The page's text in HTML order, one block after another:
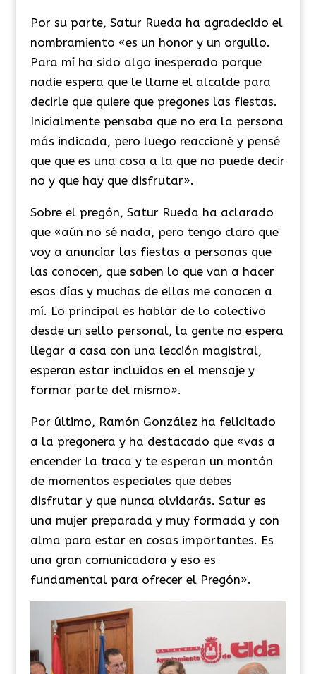
Por su parte, Satur Rueda ha agradecido el
nombramiento «es un honor y un orgullo.
Para mí ha sido algo inesperado porque
nadie espera que le llame el alcalde para
decirle que quiere que pregones las fiestas.
Inicialmente pensaba que no era la persona
más indicada, pero luego reaccioné y pensé
que que es una cosa a la que no puede decir
no y que hay que disfrutar».
Sobre el pregón, Satur Rueda ha aclarado
que «aún no sé nada, pero tengo claro que
voy a anunciar las fiestas a personas que
las conocen, que saben lo que van a hacer
esos días y muchas de ellas me conocen a
mí. Lo principal es hablar de lo colectivo
desde un sello personal, la gente no espera
llegar a casa con una lección magistral,
esperan estar incluidos en el mensaje y
formar parte del mismo».
Por último, Ramón González ha felicitado
a la pregonera y ha destacado que «vas a
encender la traca y te esperan un montón
de momentos especiales que debes
disfrutar y que nunca olvidarás. Satur es
una mujer preparada y muy formada y con
alma para estar en cosas importantes. Es
una gran comunicadora y eso es
fundamental para ofrecer el Pregón».